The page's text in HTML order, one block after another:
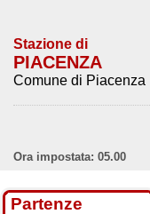
Stazione di
PIACENZA
Comune di Piacenza
Ora impostata: 05.00
Partenze